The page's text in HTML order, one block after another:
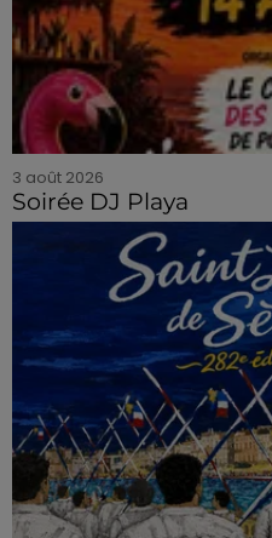
3 août 2026
Soirée DJ Playa